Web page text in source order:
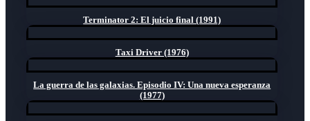
Terminator 2: El juicio final (1991)
Taxi Driver (1976)
La guerra de las galaxias. Episodio IV: Una nueva esperanza
(1977)